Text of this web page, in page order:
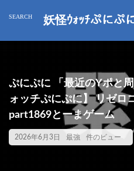
妖怪ｳｫｯﾁぷにぷ
ぷにぷに 「最近のYポと
ォッチぷにぷに】 リゼロ
part1869とーまゲーム
2026年6月3日 最強 件のビュー